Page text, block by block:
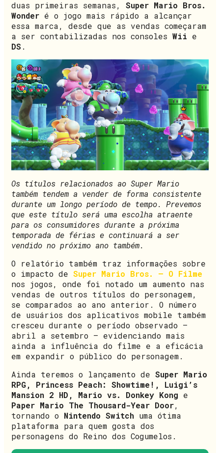
duas primeiras semanas, Super Mario Bros.
Wonder é o jogo mais rápido a alcançar
essa marca, desde que as vendas começaram
a ser contabilizadas nos consoles Wii e
DS .
Os títulos relacionados ao Super Mario
também tendem a vender de forma consistente
durante um longo período de tempo. Prevemos
que este título será uma escolha atraente
para os consumidores durante a próxima
temporada de férias e continuará a ser
vendido no próximo ano também.
O relatório também traz informações sobre
o impacto de Super Mario Bros. – O Filme
nos jogos, onde foi notado um aumento nas
vendas de outros títulos do personagem,
se comparados ao ano anterior. O número
de usuários dos aplicativos mobile também
cresceu durante o período observado –
abril a setembro – evidenciando mais
ainda a influência do filme e a eficácia
em expandir o público do personagem.
Ainda teremos o lançamento de Super Mario
RPG, Princess Peach: Showtime!, Luigi’s
Mansion 2 HD, Mario vs. Donkey Kong e
Paper Mario The Thousard-Year Door,
tornando o Nintendo Switch uma ótima
plataforma para quem gosta dos
personagens do Reino dos Cogumelos.